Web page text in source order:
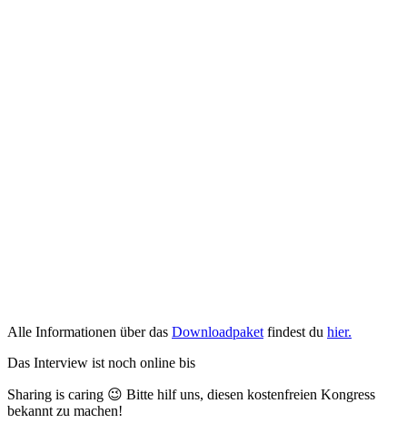
Alle Informationen über das Downloadpaket findest du hier.
Das Interview ist noch online bis
Sharing is caring 😉 Bitte hilf uns, diesen kostenfreien Kongress
bekannt zu machen!